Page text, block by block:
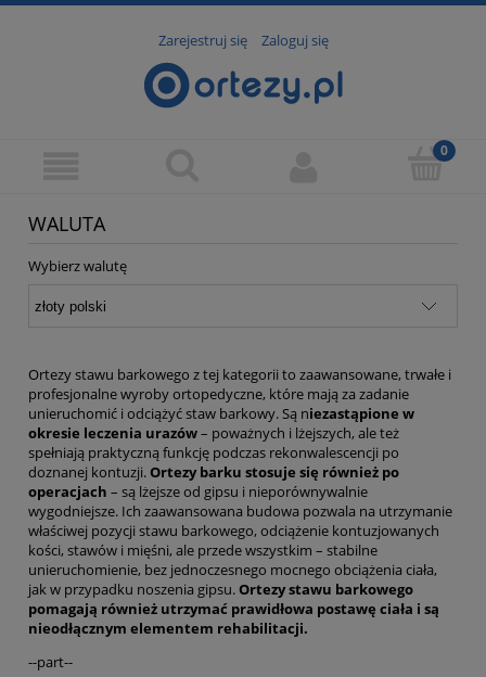
Zarejestruj się Zaloguj się
WALUTA
Wybierz walutę
Ortezy stawu barkowego z tej kategorii to zaawansowane, trwałe i
profesjonalne wyroby ortopedyczne, które mają za zadanie
unieruchomić i odciążyć staw barkowy. Są niezastąpione w
okresie leczenia urazów– poważnych i lżejszych, ale też
spełniają praktyczną funkcję podczas rekonwalescencji po
doznanej kontuzji.Ortezy barku stosuje się również po
operacjach – są lżejsze od gipsu i nieporównywalnie
wygodniejsze. Ich zaawansowana budowa pozwala na utrzymanie
właściwej pozycji stawu barkowego, odciążenie kontuzjowanych
kości, stawów i mięśni, ale przede wszystkim – stabilne
unieruchomienie, bez jednoczesnego mocnego obciążenia ciała,
jak w przypadku noszenia gipsu.Ortezy stawu barkowego
pomagają również utrzymać prawidłowa postawę ciała i są
nieodłącznym elementem rehabilitacji.
--part--